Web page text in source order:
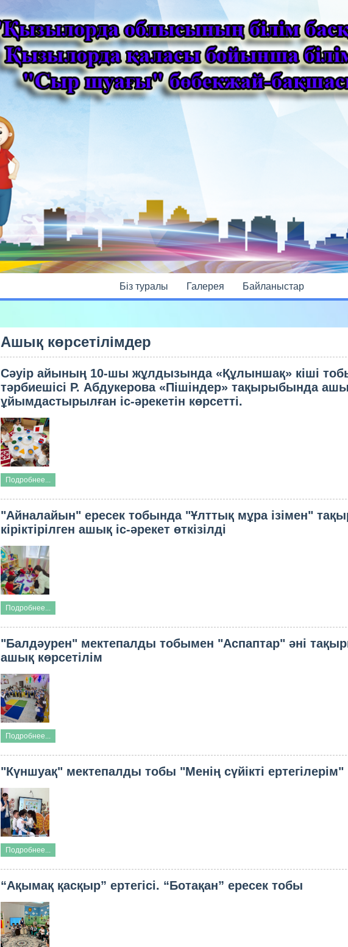
Бiз туралы Галерея Байланыстар
Ашық көрсетілімдер
Сәуір айының 10-шы жұлдызында «Құлыншақ» кіші
тәрбиешісі Р. Абдукерова «Пішіндер» тақырыбында
ұйымдастырылған іс-әрекетін көрсетті.
Подробнее...
"Айналайын" ересек тобында "Ұлттық мұра ізімен"
кіріктірілген ашық іс-әрекет өткізілді
Подробнее...
"Балдәурен" мектепалды тобымен "Аспаптар" әні
ашық көрсетілім
Подробнее...
"Күншуақ" мектепалды тобы "Менің сүйікті ертегілерім"
Подробнее...
“Ақымақ қасқыр” ертегісі. “Ботақан” ересек тобы